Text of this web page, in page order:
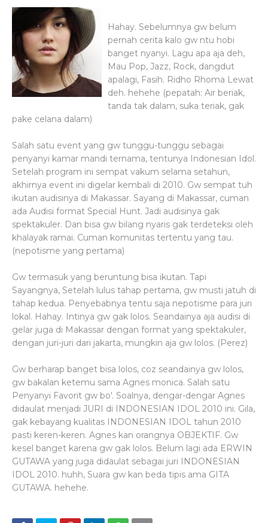
Hahay. Sebelumnya gw belum
pernah cerita kalo gw ntu hobi
banget nyanyi. Lagu apa aja deh,
Mau Pop, Jazz, Rock, dangdut
apalagi, Fasih. Ridho Rhoma Lewat
deh. hehehe (pepatah: Air beriak,
tanda tak dalam, suka teriak, gak
pake celana dalam)
Salah satu event yang gw tunggu-tunggu sebagai
penyanyi kamar mandi ternama, tentunya Indonesian Idol.
Setelah program ini sempat vakum selama setahun,
akhirnya event ini digelar kembali di 2010. Gw sempat tuh
ikutan audisinya di Makassar. Sayang di Makassar, cuman
ada Audisi format Special Hunt. Jadi audisinya gak
spektakuler. Dan bisa gw bilang nyaris gak terdeteksi oleh
khalayak ramai. Cuman komunitas tertentu yang tau.
(nepotisme yang pertama)
Gw termasuk yang beruntung bisa ikutan. Tapi
Sayangnya, Setelah lulus tahap pertama, gw musti jatuh di
tahap kedua. Penyebabnya tentu saja nepotisme para juri
lokal. Hahay. Intinya gw gak lolos. Seandainya aja audisi di
gelar juga di Makassar dengan format yang spektakuler,
dengan juri-juri dari jakarta, mungkin aja gw lolos. (Perez)
Gw berharap banget bisa lolos, coz seandainya gw lolos,
gw bakalan ketemu sama Agnes monica. Salah satu
Penyanyi Favorit gw bo'. Soalnya, dengar-dengar Agnes
didaulat menjadi JURI di INDONESIAN IDOL 2010 ini. Gila,
gak kebayang kualitas INDONESIAN IDOL tahun 2010
pasti keren-keren. Agnes kan orangnya OBJEKTIF. Gw
kesel banget karena gw gak lolos. Belum lagi ada ERWIN
GUTAWA yang juga didaulat sebagai juri INDONESIAN
IDOL 2010. huhh, Suara gw kan beda tipis ama GITA
GUTAWA. hehehe.